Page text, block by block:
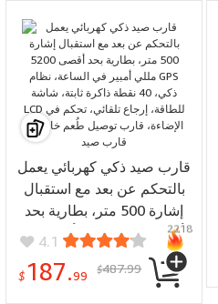
قارب صيد ذكي كهربائي يعمل
بالتحكم عن بعد مع استقبال
إشارة 500 متر، بطارية بحد
أقصى 5200 مللي أمبير في
الساعة، نظام GPS ذكي، 40
نقطة ذاكرة ثابتة، شاشة LCD
4.1
$ 187.99 $487.99
2218